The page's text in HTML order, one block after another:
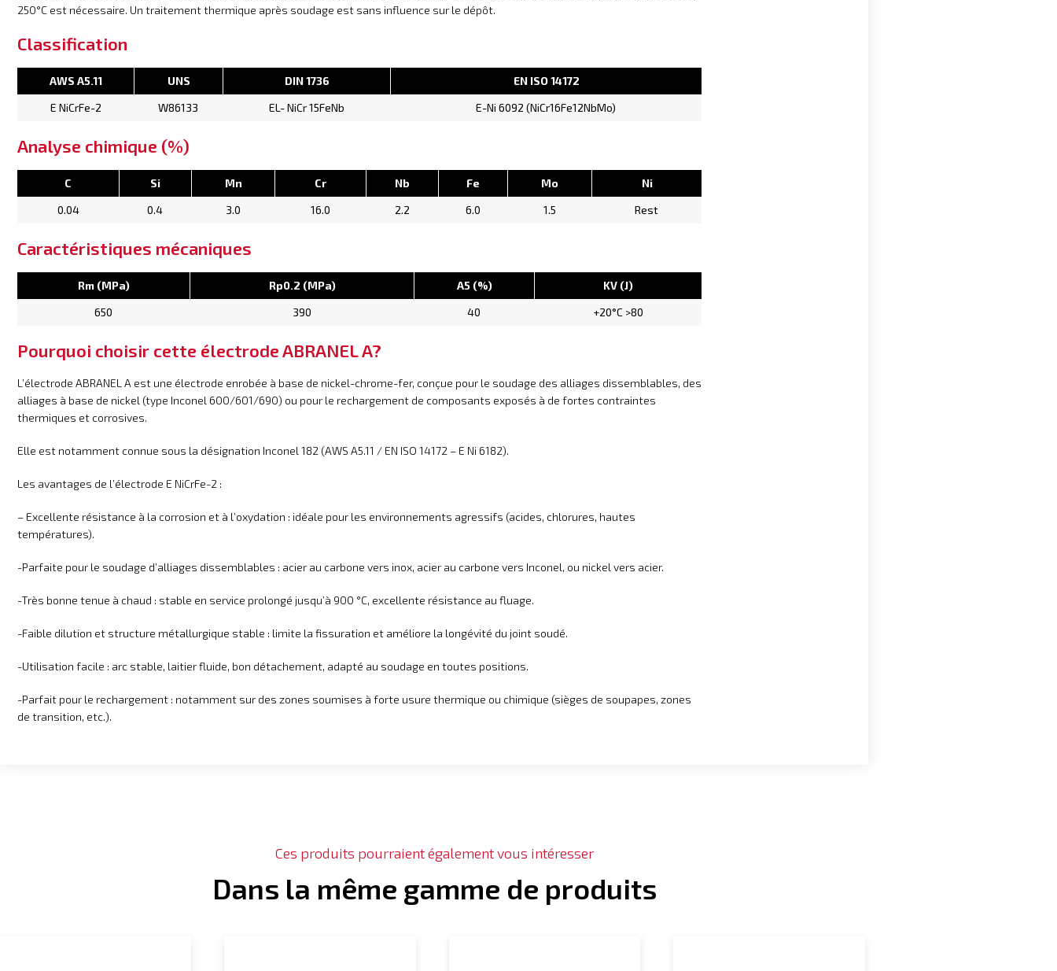
250°C est nécessaire. Un traitement thermique après soudage est sans influence sur le dépôt.
Classification
AWS A5.11 UNS DIN 1736
EN ISO 14172
E NiCrFe-2
W86133 EL- NiCr 15FeNb E-Ni 6092 (NiCr16Fe12NbMo)
Analyse chimique (%)
C Si Mn Cr Nb Fe Mo
Ni
0.04
0.4 3.0 16.0 2.2 6.0 1.5 Rest
Caractéristiques mécaniques
Rm (MPa) Rp0.2 (MPa) A5 (%)
KV (J)
650
390 40 +20°C >80
Pourquoi choisir cette électrode ABRANEL A?
L’électrode ABRANEL A est une électrode enrobée à base de nickel-chrome-fer, conçue pour le soudage des alliages dissemblables, des
alliages à base de nickel (type Inconel 600/601/690) ou pour le rechargement de composants exposés à de fortes contraintes
thermiques et corrosives.
Elle est notamment connue sous la désignation Inconel 182 (AWS A5.11 / EN ISO 14172 – E Ni 6182).
Les avantages de l’électrode E NiCrFe-2 :
– Excellente résistance à la corrosion et à l’oxydation : idéale pour les environnements agressifs (acides, chlorures, hautes
températures).
-Parfaite pour le soudage d’alliages dissemblables : acier au carbone vers inox, acier au carbone vers Inconel, ou nickel vers acier.
-Très bonne tenue à chaud : stable en service prolongé jusqu’à 900 °C, excellente résistance au fluage.
-Faible dilution et structure métallurgique stable : limite la fissuration et améliore la longévité du joint soudé.
-Utilisation facile : arc stable, laitier fluide, bon détachement, adapté au soudage en toutes positions.
-Parfait pour le rechargement : notamment sur des zones soumises à forte usure thermique ou chimique (sièges de soupapes, zones
de transition, etc.).
Ces produits pourraient également vous intéresser
Dans la même gamme de produits